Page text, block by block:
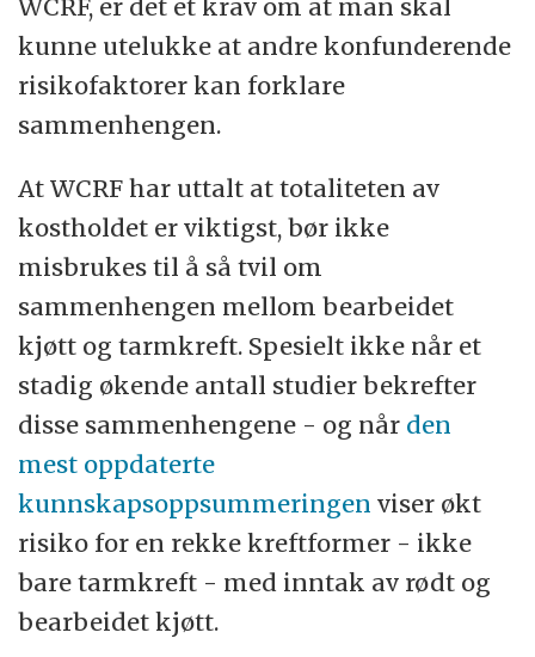
WCRF, er det et krav om at man skal
kunne utelukke at andre konfunderende
risikofaktorer kan forklare
sammenhengen.
At WCRF har uttalt at totaliteten av
kostholdet er viktigst, bør ikke
misbrukes til å så tvil om
sammenhengen mellom bearbeidet
kjøtt og tarmkreft. Spesielt ikke når et
stadig økende antall studier bekrefter
disse sammenhengene - og når den
mest oppdaterte
kunnskapsoppsummeringen viser økt
risiko for en rekke kreftformer - ikke
bare tarmkreft - med inntak av rødt og
bearbeidet kjøtt.